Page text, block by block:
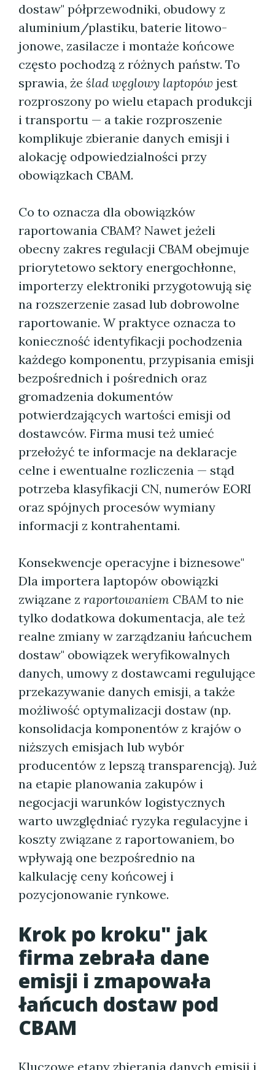
dostaw" półprzewodniki, obudowy z
aluminium/plastiku, baterie litowo-
jonowe, zasilacze i montaże końcowe
często pochodzą z różnych państw. To
sprawia, że ślad węglowy laptopów jest
rozproszony po wielu etapach produkcji
i transportu — a takie rozproszenie
komplikuje zbieranie danych emisji i
alokację odpowiedzialności przy
obowiązkach CBAM.
Co to oznacza dla obowiązków
raportowania CBAM? Nawet jeżeli
obecny zakres regulacji CBAM obejmuje
priorytetowo sektory energochłonne,
importerzy elektroniki przygotowują się
na rozszerzenie zasad lub dobrowolne
raportowanie. W praktyce oznacza to
konieczność identyfikacji pochodzenia
każdego komponentu, przypisania emisji
bezpośrednich i pośrednich oraz
gromadzenia dokumentów
potwierdzających wartości emisji od
dostawców. Firma musi też umieć
przełożyć te informacje na deklaracje
celne i ewentualne rozliczenia — stąd
potrzeba klasyfikacji CN, numerów EORI
oraz spójnych procesów wymiany
informacji z kontrahentami.
Konsekwencje operacyjne i biznesowe"
Dla importera laptopów obowiązki
związane z raportowaniem CBAM to nie
tylko dodatkowa dokumentacja, ale też
realne zmiany w zarządzaniu łańcuchem
dostaw" obowiązek weryfikowalnych
danych, umowy z dostawcami regulujące
przekazywanie danych emisji, a także
możliwość optymalizacji dostaw (np.
konsolidacja komponentów z krajów o
niższych emisjach lub wybór
producentów z lepszą transparencją). Już
na etapie planowania zakupów i
negocjacji warunków logistycznych
warto uwzględniać ryzyka regulacyjne i
koszty związane z raportowaniem, bo
wpływają one bezpośrednio na
kalkulację ceny końcowej i
pozycjonowanie rynkowe.
Krok po kroku" jak
firma zebrała dane
emisji i zmapowała
łańcuch dostaw pod
CBAM
Kluczowe etapy zbierania danych emisji i